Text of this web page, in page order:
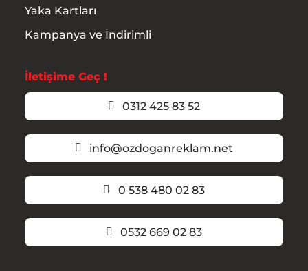
Yaka Kartları
Kampanya ve İndirimli
İletişime Geç !
0312 425 83 52
info@ozdoganreklam.net
0 538 480 02 83
0532 669 02 83